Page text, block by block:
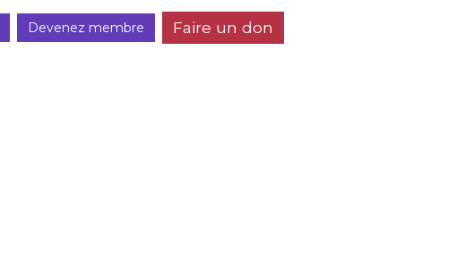
Devenez membre Faire un don